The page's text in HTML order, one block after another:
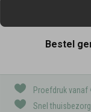
Bestel
Proefdruk vanaf
Snel